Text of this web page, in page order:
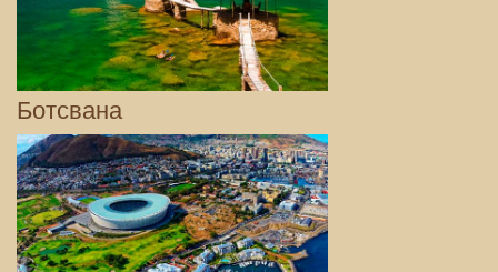
Ботсвана